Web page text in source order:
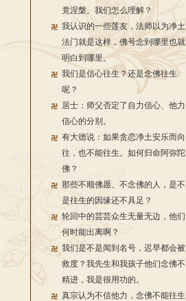
竟涅槃。我们怎么理解？
我认识的一些莲友，法师以为净土
法门就是这样，佛号念到哪里也就
明白到哪里。
我们是信心往生？还是念佛往生
呢？
居士：师父否定了自力信心、他力
信心的分别。
有大德说：如果贪恋净土安乐而向
往，也不能往生。如何归命阿弥陀
佛？
那些不顺佛愿、不念佛的人，是不
是往生的因缘还不具足？
轮回中的芸芸众生无量无边，他们
何时能出离啊？
我们是不是闻到名号，迟早都会被
救度？我先生和我孩子他们念佛不
精进，我是很用功的。
真宗认为不信他力，念佛不能往生